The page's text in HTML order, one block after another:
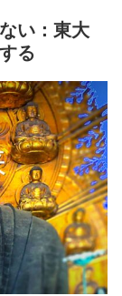
い：東大
る